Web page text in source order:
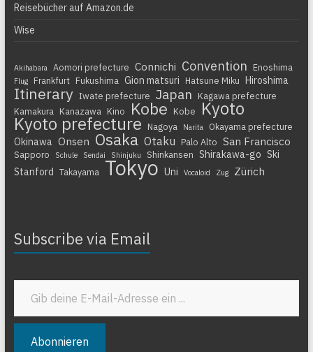
Reisebücher auf Amazon.de
Wise
Akihabara Aomori prefecture Connichi Convention Enoshima
Flug Frankfurt Fukushima Gion matsuri Hatsune Miku Hiroshima
Itinerary Iwate prefecture Japan
Kagawa prefecture
Kamakura
Kanazawa Kino Kobe Kobe Kyoto
Kyoto prefecture Nagoya Narita Okayama prefecture
Okinawa Onsen Osaka Otaku Palo Alto San Francisco
Sapporo Schule Sendai Shinjuku Shinkansen Shirakawa-go Ski
Stanford Takayama Tokyo Uni Vocaloid Zug Zürich
Subscribe via Email
Gib deine E-Mail-Adresse ein ...
Abonnieren